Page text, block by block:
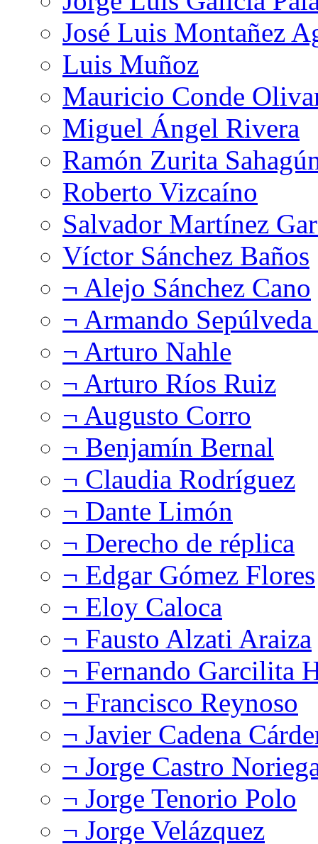
José Luis Montañez
Luis Muñoz
Mauricio Conde
Miguel Ángel Rivera
Ramón Zurita
Roberto Vizcaíno
Salvador Martínez
Víctor Sánchez Baños
¬ Alejo Sánchez Cano
¬ Armando
¬ Arturo Nahle
¬ Arturo Ríos Ruiz
¬ Augusto Corro
¬ Benjamín Bernal
¬ Claudia Rodríguez
¬ Dante Limón
¬ Derecho de réplica
¬ Edgar Gómez Flores
¬ Eloy Caloca
¬ Fausto Alzati Araiza
¬ Fernando Garcilita
¬ Francisco Reynoso
¬ Javier Cadena
¬ Jorge Castro
¬ Jorge Tenorio Polo
¬ Jorge Velázquez